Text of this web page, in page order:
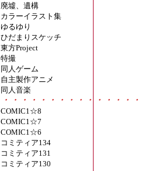
廃墟、遺構
カラーイラスト集
ゆるゆり
ひだまりスケッチ
東方Project
特撮
同人ゲーム
自主製作アニメ
同人音楽
・・・・・・・・・・・・・・・
COMIC1☆8
COMIC1☆7
COMIC1☆6
コミティア134
コミティア131
コミティア130